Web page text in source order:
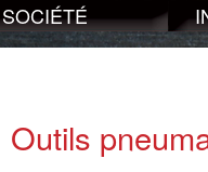
SOCIÉTÉ
Outils